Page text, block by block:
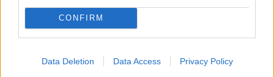
CONFIRM
Data Deletion Data Access Privacy Policy
12/02/2024